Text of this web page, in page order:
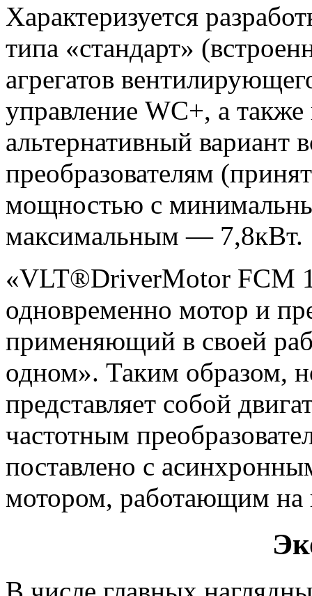
Характеризуется
типа «стандарт»
агрегатов
управление WC+, а также
альтернативный
преобразователям
мощностью с
максимальным —
«VLT®DriverMotor FCM
одновременно мотор и
применяющий в своей
одном». Таким образом,
представляет собой
частотным
поставлено с
мотором, работающим